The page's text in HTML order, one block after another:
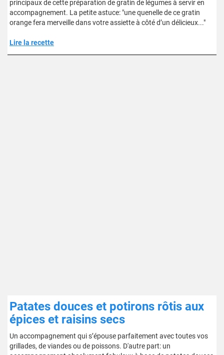
principaux de cette préparation de gratin de légumes à servir en
accompagnement. La petite astuce: "une quenelle de ce gratin
orange fera merveille dans votre assiette à côté d’un délicieux..."
Lire la recette
Patates douces et potirons rôtis aux
épices et raisins secs
Un accompagnement qui s’épouse parfaitement avec toutes vos
grillades, de viandes ou de poissons. D'autre part: un